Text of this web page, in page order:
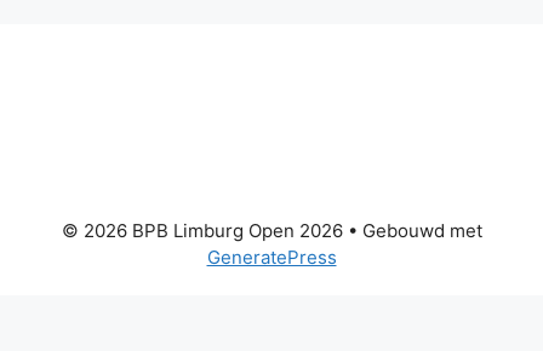
© 2026 BPB Limburg Open 2026• Gebouwd met
GeneratePress